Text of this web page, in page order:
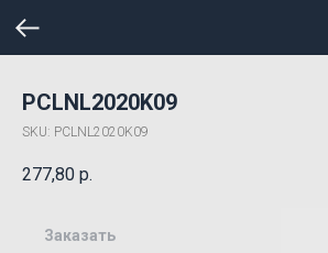
PCLNL2020K09
SKU: PCLNL2020K09
277,80 р.
Заказать